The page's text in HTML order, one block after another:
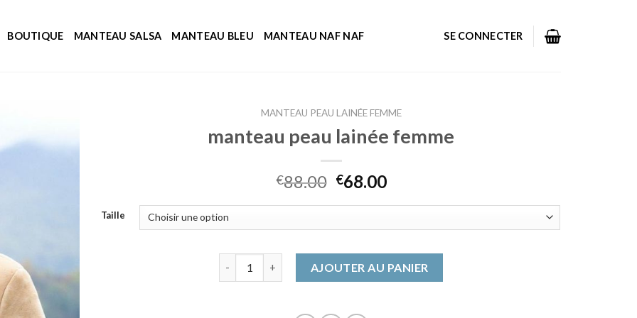
BOUTIQUE MANTEAU SALSA MANTEAU BLEU MANTEAU NAF NAF SE CONNECTER
MANTEAU PEAU LAINÉE FEMME
manteau peau lainée femme
€88.00 €68.00
Taille
AJOUTER AU PANIER